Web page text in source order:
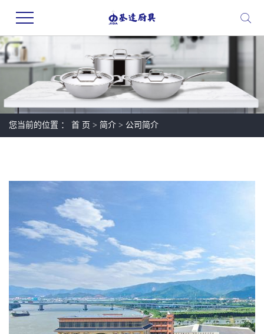
您当前的位置 ： 首 页 > 简介 > 公司简介